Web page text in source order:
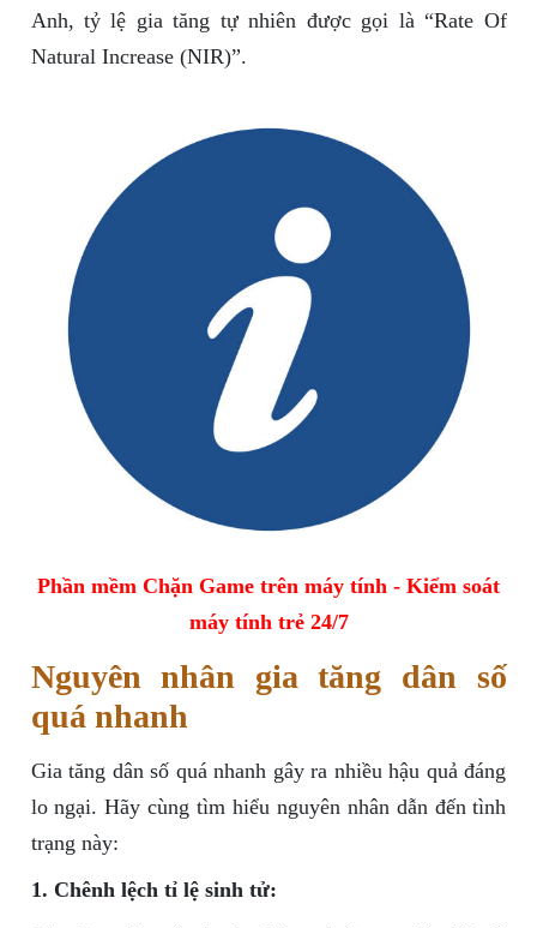
Anh, tỷ lệ gia tăng tự nhiên được gọi là “Rate Of
Natural Increase (NIR)”.
Phần mềm Chặn Game trên máy tính - Kiểm soát
máy tính trẻ 24/7
Nguyên nhân gia tăng dân số
quá nhanh
Gia tăng dân số quá nhanh gây ra nhiều hậu quả đáng
lo ngại. Hãy cùng tìm hiểu nguyên nhân dẫn đến tình
trạng này:
1. Chênh lệch tỉ lệ sinh tử: